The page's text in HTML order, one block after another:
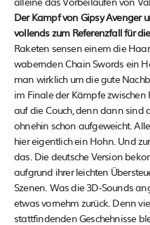
Der Kampf von Gipsy Avenger
vollends zum Referenzfall für
Raketen sensen einem die
wabernden Chain Swords ein
man wirklich um die gute
im Finale der Kämpfe
auf die Couch, denn dann sind
ohnehin schon aufgeweicht.
hier eigentlich ein Hohn. Und
das. Die deutsche Version
aufgrund ihrer leichten
Szenen. Was die 3D-Sounds
etwas vornehm zurück. Denn
stattfindenden Geschehnisse